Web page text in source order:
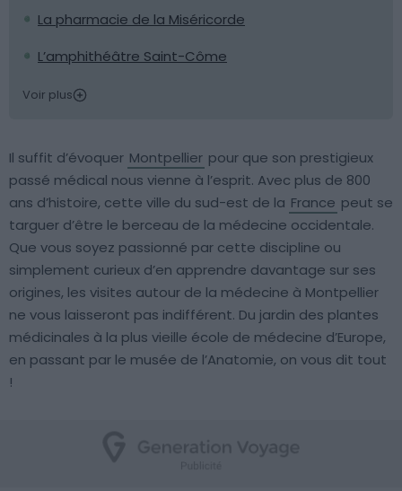
La pharmacie de la Miséricorde
L’amphithéâtre Saint-Côme
Voir plus
Il suffit d’évoquer Montpellier pour que son prestigieux
passé médical nous vienne à l’esprit. Avec plus de 800
ans d’histoire, cette ville du sud-est de la France peut se
targuer d’être le berceau de la médecine occidentale.
Que vous soyez passionné par cette discipline ou
simplement curieux d’en apprendre davantage sur ses
origines, les visites autour de la médecine à Montpellier
ne vous laisseront pas indifférent. Du jardin des plantes
médicinales à la plus vieille école de médecine d’Europe,
en passant par le musée de l’Anatomie, on vous dit tout
!